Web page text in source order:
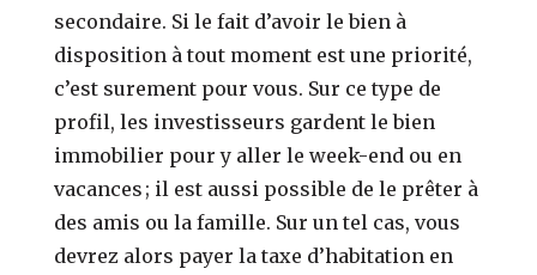
secondaire. Si le fait d’avoir le bien à
disposition à tout moment est une priorité,
c’est surement pour vous. Sur ce type de
profil, les investisseurs gardent le bien
immobilier pour y aller le week-end ou en
vacances ; il est aussi possible de le prêter à
des amis ou la famille. Sur un tel cas, vous
devrez alors payer la taxe d’habitation en